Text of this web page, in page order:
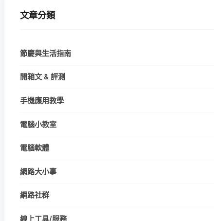
文章分類
節慶與生活指南
開箱文 & 評測
手機應用教學
電腦小教室
電腦軟體
網路大小事
網路社群
線上工具/服務